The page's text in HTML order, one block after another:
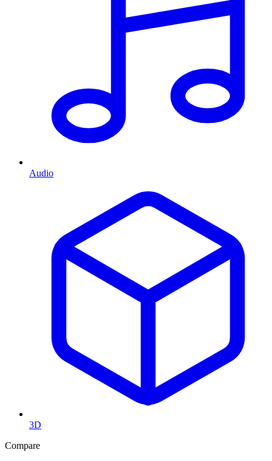
Audio
3D
Compare